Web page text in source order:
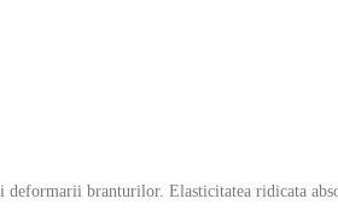
branturilor. Elasticitatea ridicata